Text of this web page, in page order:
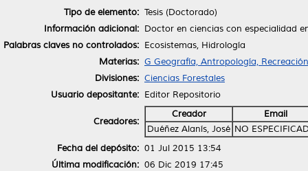
Tipo de elemento: Tesis (Doctorado)
Información adicional: Doctor en ciencias con especialidad
Palabras claves no controlados: Ecosistemas, Hidrología
Materias: G Geografía, Antropología,
Divisiones: Ciencias Forestales
Usuario depositante: Editor Repositorio
Creadores:
Creador
Email
Duéñez Alanís, José NO
Fecha del depósito: 01 Jul 2015 13:54
Última modificación: 06 Dic 2019 17:45